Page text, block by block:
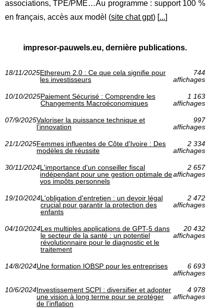
associations, TPE/PME…Au programme : support 100 %
en français, accès aux modèl (site chat gpt) [...]
impresor-pauwels.eu, dernière publications.
18/11/2025Ethereum 2.0 : Ce que cela signifie pour
les investisseurs
744
affichages
10/10/2025Paiement Sécurisé : Comprendre les
Changements Macroéconomiques
1 163
affichages
07/9/2025Valoriser la puissance technique et
l’innovation
997
affichages
21/1/2025Femmes influentes de Côte d'Ivoire : Des
modèles de réussite
2 334
affichages
30/11/2024L'importance d'un conseiller fiscal
indépendant pour une gestion optimale de
vos impôts personnels
2 657
affichages
19/10/2024L'obligation d'entretien : un devoir légal
crucial pour garantir la protection des
enfants
2 472
affichages
04/10/2024Les multiples applications de GPT-5 dans
le secteur de la santé : un potentiel
révolutionnaire pour le diagnostic et le
traitement
20 432
affichages
14/8/2024Une formation IOBSP pour les entreprises
6 693
affichages
10/6/2024Investissement SCPI : diversifier et adopter
une vision à long terme pour se protéger
de l’inflation
4 978
affichages